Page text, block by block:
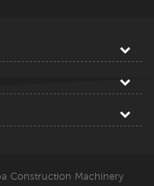
Construction Machinery